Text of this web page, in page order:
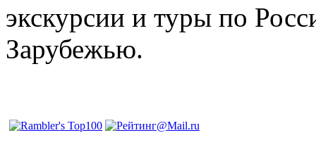
экскурсии и туры по
Зарубежью.